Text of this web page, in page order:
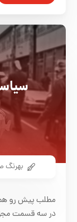
بهرنگ
مطلب پیش رو
در سه قسمت